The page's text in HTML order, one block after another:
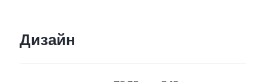
Дизайн